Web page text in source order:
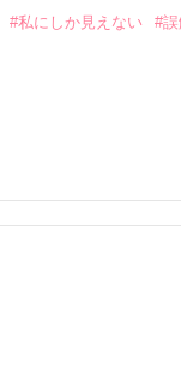
#私にしか見えない #
ェリクスと幼い頃か
したいって言ってる